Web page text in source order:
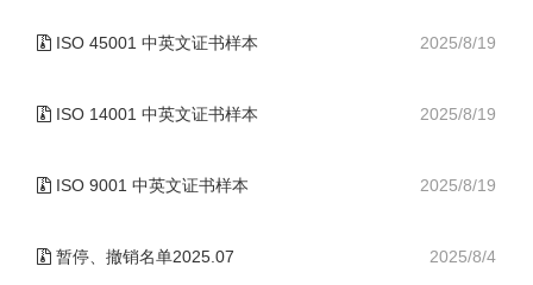
ISO 45001 中英文证书样本 2025/8/19
ISO 14001 中英文证书样本 2025/8/19
ISO 9001 中英文证书样本 2025/8/19
暂停、撤销名单2025.07 2025/8/4